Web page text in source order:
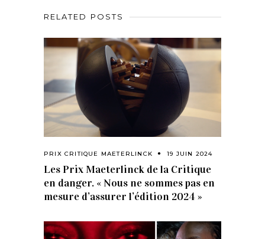
RELATED POSTS
PRIX CRITIQUE MAETERLINCK 19 JUIN 2024
Les Prix Maeterlinck de la Critique
en danger. « Nous ne sommes pas en
mesure d’assurer l’édition 2024 »